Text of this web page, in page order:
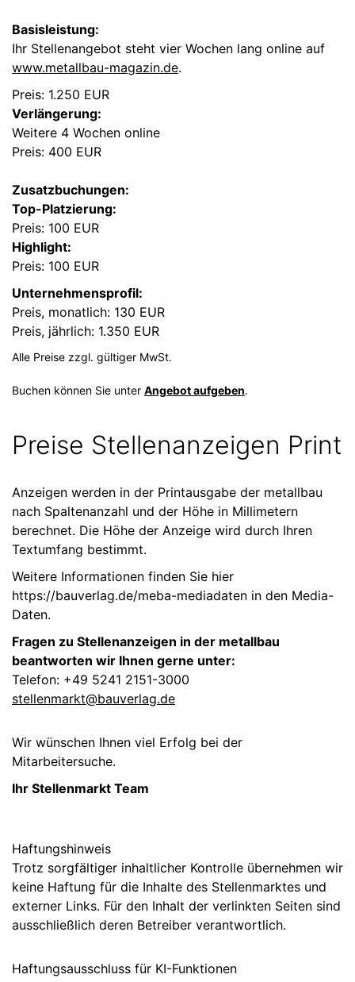
Basisleistung:
Ihr Stellenangebot steht vier Wochen lang online auf
www.metallbau-magazin.de.
Preis: 1.250 EUR
Verlängerung:
Weitere 4 Wochen online
Preis: 400 EUR
Zusatzbuchungen:
Top-Platzierung:
Preis: 100 EUR
Highlight:
Preis: 100 EUR
Unternehmensprofil:
Preis, monatlich: 130 EUR
Preis, jährlich: 1.350 EUR
Alle Preise zzgl. gültiger MwSt.
Buchen können Sie unter Angebot aufgeben.
Preise Stellenanzeigen Print
Anzeigen werden in der Printausgabe der metallbau
nach Spaltenanzahl und der Höhe in Millimetern
berechnet. Die Höhe der Anzeige wird durch Ihren
Textumfang bestimmt.
Weitere Informationen finden Sie hier
https://bauverlag.de/meba-mediadaten in den Media-
Daten.
Fragen zu Stellenanzeigen in der metallbau
beantworten wir Ihnen gerne unter:
Telefon: +49 5241 2151-3000
stellenmarkt@bauverlag.de
Wir wünschen Ihnen viel Erfolg bei der
Mitarbeitersuche.
Ihr Stellenmarkt Team
Haftungshinweis
Trotz sorgfältiger inhaltlicher Kontrolle übernehmen wir
keine Haftung für die Inhalte des Stellenmarktes und
externer Links. Für den Inhalt der verlinkten Seiten sind
ausschließlich deren Betreiber verantwortlich.
Haftungsausschluss für KI-Funktionen